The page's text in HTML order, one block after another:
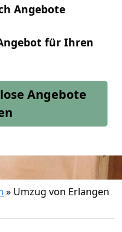
Angebote
für Ihren
Angebote
» Umzug von Erlangen